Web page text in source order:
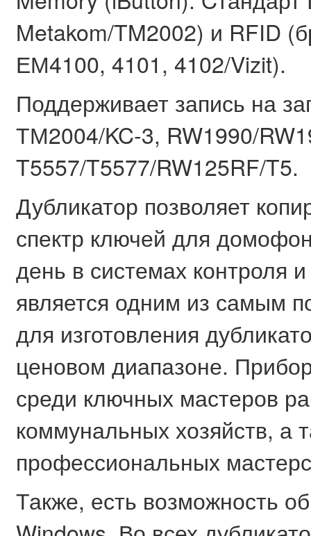
Metakom/TM2002) и RFID
ЕМ4100, 4101, 4102/Vizit).
Поддерживает запись на
ТМ2004/KC-3, RW1990/
T5557/T5577/RW125RF/T5.
Дубликатор позволяет
спектр ключей для
день в системах контроля
является одним из самым
для изготовления
ценовом диапазоне.
среди ключных мастеров
коммунальных хозяйств, а
профессиональных
Также, есть возможность